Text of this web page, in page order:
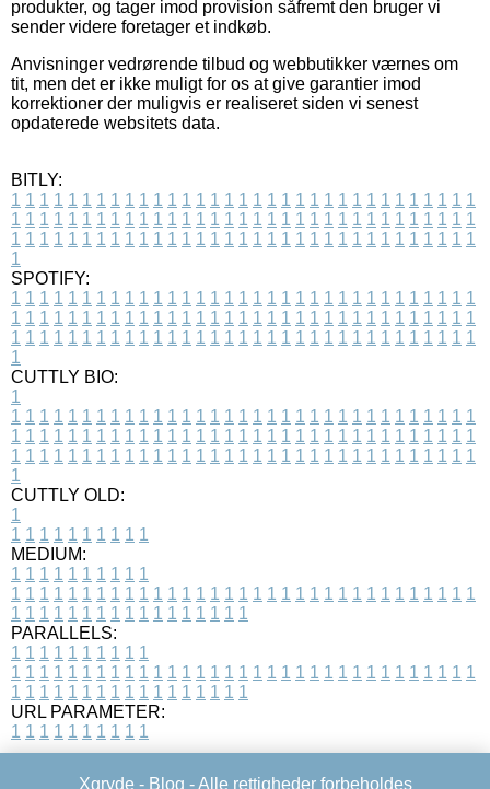
produkter, og tager imod provision såfremt den bruger vi
sender videre foretager et indkøb.
Anvisninger vedrørende tilbud og webbutikker værnes om
tit, men det er ikke muligt for os at give garantier imod
korrektioner der muligvis er realiseret siden vi senest
opdaterede websitets data.
BITLY:
1 1 1 1 1 1 1 1 1 1 1 1 1 1 1 1 1 1 1 1 1 1 1 1 1 1 1 1 1 1 1 1 1
1 1 1 1 1 1 1 1 1 1 1 1 1 1 1 1 1 1 1 1 1 1 1 1 1 1 1 1 1 1 1 1 1
1 1 1 1 1 1 1 1 1 1 1 1 1 1 1 1 1 1 1 1 1 1 1 1 1 1 1 1 1 1 1 1 1
1
SPOTIFY:
1 1 1 1 1 1 1 1 1 1 1 1 1 1 1 1 1 1 1 1 1 1 1 1 1 1 1 1 1 1 1 1 1
1 1 1 1 1 1 1 1 1 1 1 1 1 1 1 1 1 1 1 1 1 1 1 1 1 1 1 1 1 1 1 1 1
1 1 1 1 1 1 1 1 1 1 1 1 1 1 1 1 1 1 1 1 1 1 1 1 1 1 1 1 1 1 1 1 1
1
CUTTLY BIO:
1
1 1 1 1 1 1 1 1 1 1 1 1 1 1 1 1 1 1 1 1 1 1 1 1 1 1 1 1 1 1 1 1 1
1 1 1 1 1 1 1 1 1 1 1 1 1 1 1 1 1 1 1 1 1 1 1 1 1 1 1 1 1 1 1 1 1
1 1 1 1 1 1 1 1 1 1 1 1 1 1 1 1 1 1 1 1 1 1 1 1 1 1 1 1 1 1 1 1 1
1
CUTTLY OLD:
1
1 1 1 1 1 1 1 1 1 1
MEDIUM:
1 1 1 1 1 1 1 1 1 1
1 1 1 1 1 1 1 1 1 1 1 1 1 1 1 1 1 1 1 1 1 1 1 1 1 1 1 1 1 1 1 1 1
1 1 1 1 1 1 1 1 1 1 1 1 1 1 1 1 1
PARALLELS:
1 1 1 1 1 1 1 1 1 1
1 1 1 1 1 1 1 1 1 1 1 1 1 1 1 1 1 1 1 1 1 1 1 1 1 1 1 1 1 1 1 1 1
1 1 1 1 1 1 1 1 1 1 1 1 1 1 1 1 1
URL PARAMETER:
1 1 1 1 1 1 1 1 1 1
Xgryde - Blog - Alle rettigheder forbeholdes